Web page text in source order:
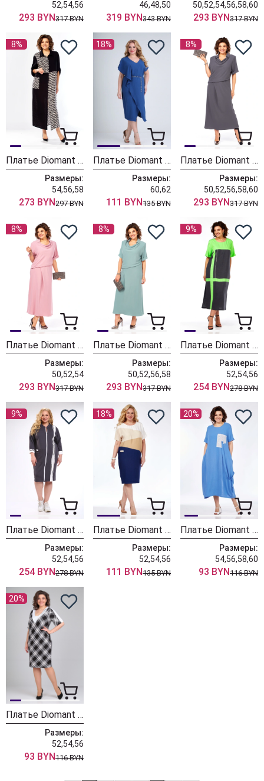
52,54,56
293 BYN317 BYN
46,48,50
319 BYN343 BYN
50,52,54,56,58,60
293 BYN317 BYN
8%
Платье Diomant 2155 черный
Размеры:
54,56,58
273 BYN297 BYN
18%
Платье Diomant 1658 джинс
Размеры:
60,62
111 BYN135 BYN
8%
Платье Diomant 2079/графит
Размеры:
50,52,56,58,60
293 BYN317 BYN
8%
Платье Diomant 2079 розовый
Размеры:
50,52,54
293 BYN317 BYN
8%
Платье Diomant 2079 мятный
Размеры:
50,52,56,58
293 BYN317 BYN
9%
Платье Diomant 2076 зеленый
Размеры:
52,54,56
254 BYN278 BYN
9%
Платье Diomant 2055 синий джинс
Размеры:
52,54,56
254 BYN278 BYN
18%
Платье Diomant 1965 синий
Размеры:
52,54,56
111 BYN135 BYN
20%
Платье Diomant 1960 голубой
Размеры:
54,56,58,60
93 BYN116 BYN
20%
Платье Diomant 1871
Размеры:
52,54,56
93 BYN116 BYN